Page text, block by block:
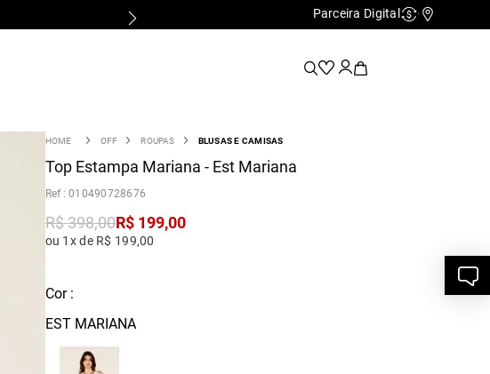
Parceira Digital Cashback
OFF ROUPAS BLUSAS E CAMISAS
Top Estampa Mariana - Est Mariana
:010490728676
R$398,00R$ 199,00
ou 1x de R$ 199,00
Cor :
EST MARIANA